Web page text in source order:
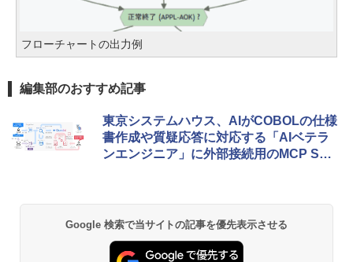
フローチャートの出力例
編集部のおすすめ記事
東京システムハウス、AIがCOBOLの仕様
書作成や質疑応答に対応する「AIベテラ
ンエンジニア」に外部接続用のMCP Ser
Google 検索で当サイトの記事を優先表示させる